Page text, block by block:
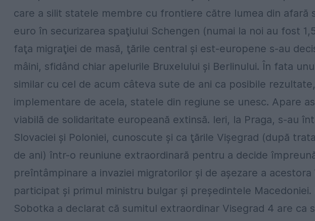
care a silit statele membre cu frontiere către lumea din afară
euro în securizarea spaţiului Schengen (numai la noi au fost
faţa migraţiei de masă, ţările central şi est-europene s-au
mâini, sfidând chiar apelurile Bruxelului şi Berlinului. În fata
similar cu cel de acum câteva sute de ani ca posibile
implementare de acela, statele din regiune se unesc. Apare
viabilă de solidaritate europeană extinsă. Ieri, la Praga, s-au
Slovaciei şi Poloniei, cunoscute şi ca ţările Vişegrad (după
de ani) într-o reuniune extraordinară pentru a decide
preîntâmpinare a invaziei migratorilor şi de aşezare a
participat şi primul ministru bulgar şi preşedintele
Sobotka a declarat că sumitul extraordinar Visegrad 4 are ca